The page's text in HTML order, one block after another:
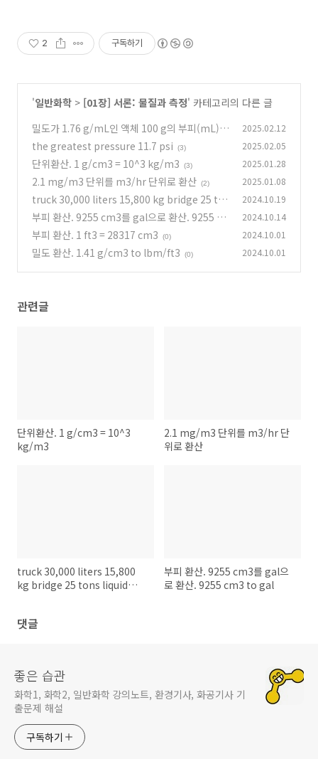
2 구독하기
'일반화학 > [01장] 서론: 물질과 측정' 카테고리의 다른 글
밀도가 1.76 g/mL인 액체 100 g의 부피(mL)
(5)
2025.02.12
the greatest pressure 11.7 psi (3) 2025.02.05
단위환산. 1 g/cm3 = 10^3 kg/m3 (3) 2025.01.28
2.1 mg/m3 단위를 m3/hr 단위로 환산 (2) 2025.01.08
truck 30,000 liters 15,800 kg bridge 25 to
ns liquid density 0.80 kg/L
(6)
2024.10.19
부피 환산. 9255 cm3를 gal으로 환산. 9255 c
m3 to gal
(0)
2024.10.14
부피 환산. 1 ft3 = 28317 cm3 (0) 2024.10.01
밀도 환산. 1.41 g/cm3 to lbm/ft3 (0) 2024.10.01
관련글
단위환산. 1 g/cm3 = 10^3
kg/m3
2.1 mg/m3 단위를 m3/hr 단
위로 환산
truck 30,000 liters 15,800
kg bridge 25 tons liquid
부피 환산. 9255 cm3를 gal으
로 환산. 9255 cm3 to gal
댓글
좋은 습관
화학1, 화학2, 일반화학 강의노트, 환경기사, 화공기사 기
출문제 해설
구독하기